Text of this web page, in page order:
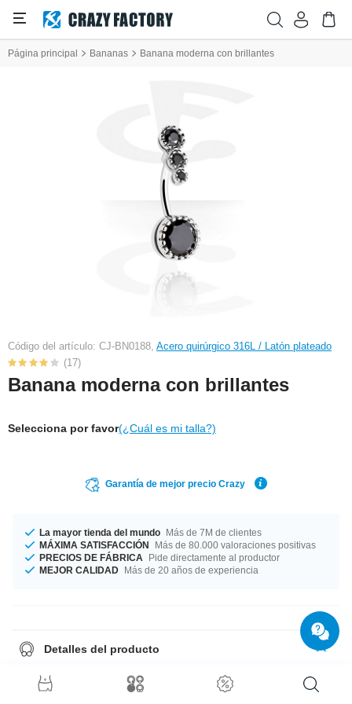
Página principal Bananas Banana moderna con brillantes
Código del artículo: CJ-BN0188, Acero quirúrgico 316L / Latón plateado
(17)
Banana moderna con brillantes
Selecciona por favor(¿Cuál es mi talla?)
Garantía de mejor precio Crazy
La mayor tienda del mundo Más de 7M de clientes
MÁXIMA SATISFACCIÓN
Más de 80.000 valoraciones positivas
PRECIOS DE FÁBRICA
Pide directamente al productor
MEJOR CALIDAD Más de 20 años de experiencia
Detalles del producto
de 10 mm. Para este maravilloso artículo tenemos un montón de piedras
de diferentes colores. (Por ejemplo aurora boreal y violeta). ¡Un producto